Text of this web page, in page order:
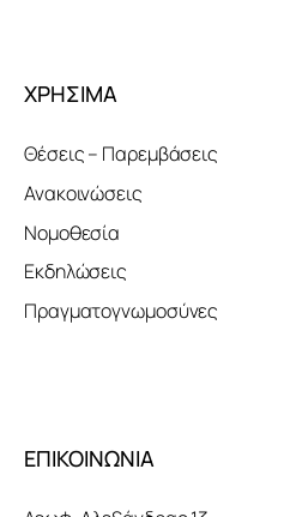
ΧΡΗΣΙΜΑ
Θέσεις – Παρεμβάσεις
Ανακοινώσεις
Νομοθεσία
Εκδηλώσεις
Πραγματογνωμοσύνες
ΕΠΙΚΟΙΝΩΝΙΑ